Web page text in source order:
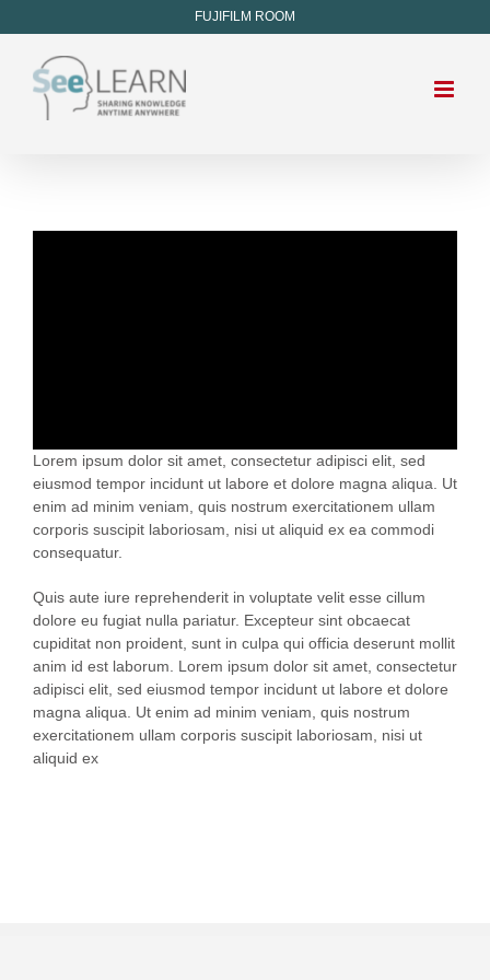
FUJIFILM ROOM
Lorem ipsum dolor sit amet, consectetur adipisci elit, sed
eiusmod tempor incidunt ut labore et dolore magna aliqua. Ut
enim ad minim veniam, quis nostrum exercitationem ullam
corporis suscipit laboriosam, nisi ut aliquid ex ea commodi
consequatur.
Quis aute iure reprehenderit in voluptate velit esse cillum
dolore eu fugiat nulla pariatur. Excepteur sint obcaecat
cupiditat non proident, sunt in culpa qui officia deserunt mollit
anim id est laborum. Lorem ipsum dolor sit amet, consectetur
adipisci elit, sed eiusmod tempor incidunt ut labore et dolore
magna aliqua. Ut enim ad minim veniam, quis nostrum
exercitationem ullam corporis suscipit laboriosam, nisi ut
aliquid ex